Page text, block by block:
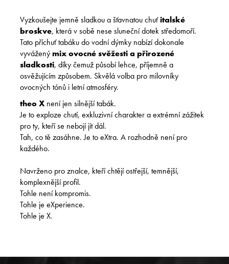
Vyzkoušejte jemně sladkou a šťavnatou chuťitalské
broskve, která v sobě nese sluneční dotek středomoří.
Tato příchuť tabáku do vodní dýmky nabízí dokonale
vyváženýmix ovocné svěžesti a přirozené
sladkosti, díky čemuž působí lehce, příjemně a
osvěžujícím způsobem. Skvělá volba pro milovníky
ovocných tónů i letní atmosféry.
theo Xnení jen silnější tabák.
Je to exploze chutí, exkluzivní charakter a extrémní zážitek
pro ty, kteří se nebojí jít dál.
Tah, co tě zasáhne. Je to eXtra. A rozhodně není pro
každého.
Navrženo pro znalce, kteří chtějí ostřejší, temnější,
komplexnější profil.
Tohle není kompromis.
Tohle je eXperience.
Tohle je X.